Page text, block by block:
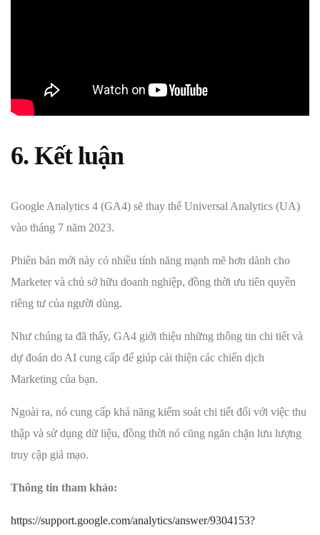
6. Kết luận
Google Analytics 4 (GA4) sẽ thay thế Universal Analytics (UA)
vào tháng 7 năm 2023.
Phiên bản mới này có nhiều tính năng mạnh mẽ hơn dành cho
Marketer và chủ sở hữu doanh nghiệp, đồng thời ưu tiên quyền
riêng tư của người dùng.
Như chúng ta đã thấy, GA4 giới thiệu những thông tin chi tiết và
dự đoán do AI cung cấp để giúp cải thiện các chiến dịch
Marketing của bạn.
Ngoài ra, nó cung cấp khả năng kiểm soát chi tiết đối với việc thu
thập và sử dụng dữ liệu, đồng thời nó cũng ngăn chặn lưu lượng
truy cập giả mạo.
Thông tin tham khảo:
https://support.google.com/analytics/answer/9304153?